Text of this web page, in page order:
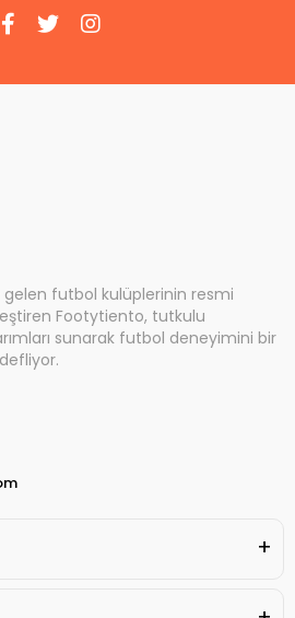
futbol kulüplerinin resmi
Footytiento, tutkulu
sunarak futbol deneyimini bir